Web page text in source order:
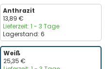
Anthrazit
13,89 €
Lieferzeit: 1 - 3 Tage
Lagerstand: 6
Weiß
25,35 €